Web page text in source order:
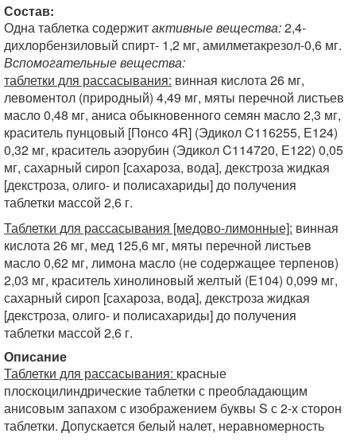
Состав:
Одна таблетка содержитактивные вещества:2,4-
дихлорбензиловый спирт- 1,2 мг, амилметакрезол-0,6 мг.
Вспомогательные вещества:
таблетки для рассасывания: винная кислота 26 мг,
левоментол (природный) 4,49 мг, мяты перечной листьев
масло 0,48 мг, аниса обыкновенного семян масло 2,3 мг,
краситель пунцовый [Понсо 4R] (Эдикол C116255, Е124)
0,32 мг, краситель аэорубин (Эдикол C114720, Е122) 0,05
мг, сахарный сироп [сахароза, вода], декстроза жидкая
[декстроза, олиго- и полисахариды] до получения
таблетки массой 2,6 г.
Таблетки для рассасывания [медово-лимонные]: винная
кислота 26 мг, мед 125,6 мг, мяты перечной листьев
масло 0,62 мг, лимона масло (не содержащее терпенов)
2,03 мг, краситель хинолиновый желтый (Е104) 0,099 мг,
сахарный сироп [сахароза, вода], декстроза жидкая
[декстроза, олиго- и полисахариды] до получения
таблетки массой 2,6 г.
Описание
Таблетки для рассасывания: красные
плоскоцилиндрические таблетки с преобладающим
анисовым запахом с изображением буквы S с 2-х сторон
таблетки. Допускается белый налет, неравномерность